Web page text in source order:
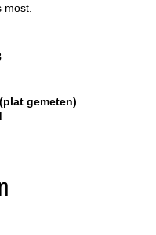
gemeten)